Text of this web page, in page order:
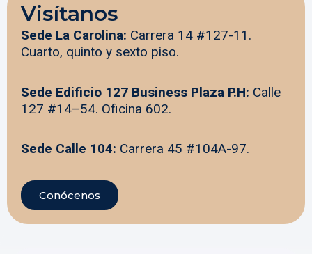
Visítanos
Sede La Carolina: Carrera 14 #127-11.
Cuarto, quinto y sexto piso.
Sede Edificio 127 Business Plaza P.H: Calle
127 #14–54. Oficina 602.
Sede Calle 104: Carrera 45 #104A-97.
Conócenos